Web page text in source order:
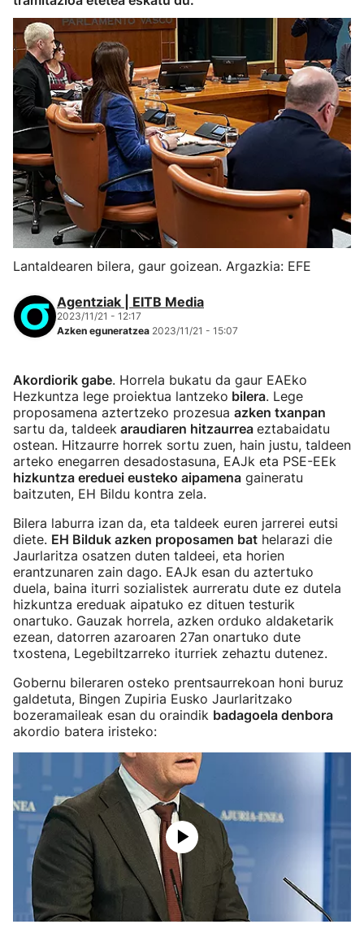
Lantaldearen bilera, gaur goizean. Argazkia: EFE
Agentziak | EITB Media
2023/11/21 - 12:17
Azken eguneratzea 2023/11/21 - 15:07
Akordiorik gabe. Horrela bukatu da gaur EAEko
Hezkuntza lege proiektua lantzeko bilera. Lege
proposamena aztertzeko prozesua azken txanpan
sartu da, taldeek araudiaren hitzaurrea eztabaidatu
ostean. Hitzaurre horrek sortu zuen, hain justu, taldeen
arteko enegarren desadostasuna, EAJk eta PSE-EEk
hizkuntza ereduei eusteko aipamena gaineratu
baitzuten, EH Bildu kontra zela.
Bilera laburra izan da, eta taldeek euren jarrerei eutsi
diete. EH Bilduk azken proposamen bat helarazi die
Jaurlaritza osatzen duten taldeei, eta horien
erantzunaren zain dago. EAJk esan du aztertuko
duela, baina iturri sozialistek aurreratu dute ez dutela
hizkuntza ereduak aipatuko ez dituen testurik
onartuko. Gauzak horrela, azken orduko aldaketarik
ezean, datorren azaroaren 27an onartuko dute
txostena, Legebiltzarreko iturriek zehaztu dutenez.
Gobernu bileraren osteko prentsaurrekoan honi buruz
galdetuta, Bingen Zupiria Eusko Jaurlaritzako
bozeramaileak esan du oraindik badagoela denbora
akordio batera iristeko: